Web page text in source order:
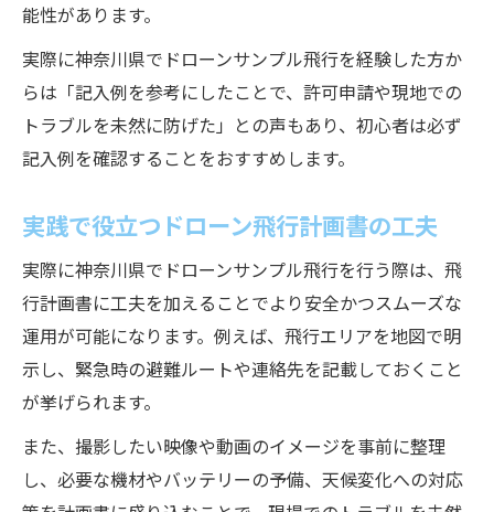
能性があります。
実際に神奈川県でドローンサンプル飛行を経験した方か
らは「記入例を参考にしたことで、許可申請や現地での
トラブルを未然に防げた」との声もあり、初心者は必ず
記入例を確認することをおすすめします。
実践で役立つドローン飛行計画書の工夫
実際に神奈川県でドローンサンプル飛行を行う際は、飛
行計画書に工夫を加えることでより安全かつスムーズな
運用が可能になります。例えば、飛行エリアを地図で明
示し、緊急時の避難ルートや連絡先を記載しておくこと
が挙げられます。
また、撮影したい映像や動画のイメージを事前に整理
し、必要な機材やバッテリーの予備、天候変化への対応